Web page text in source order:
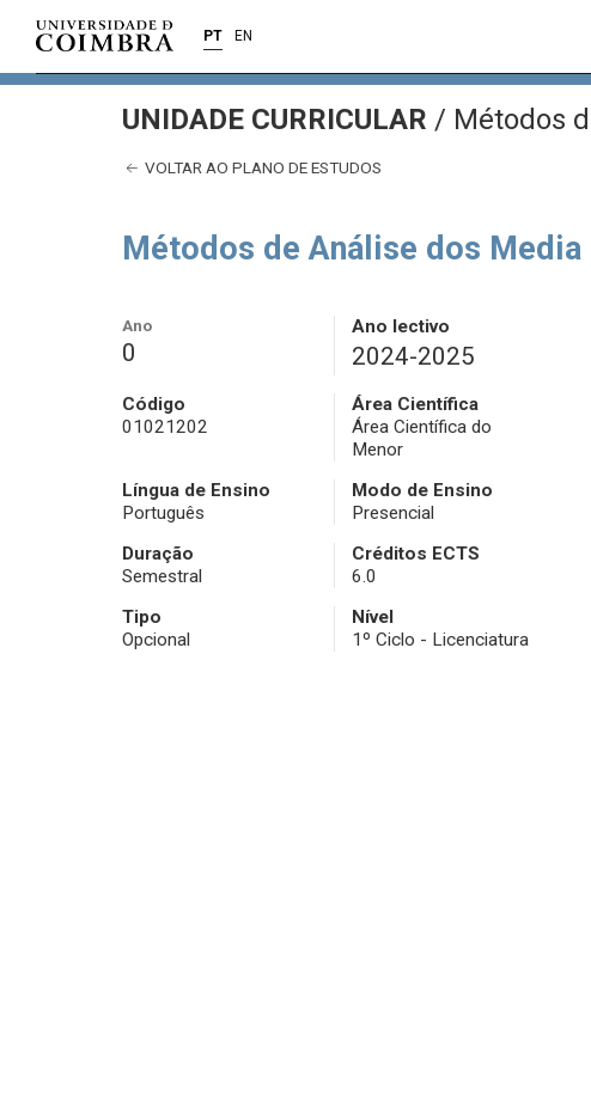
PT EN
UNIDADE CURRICULAR / Métodos
VOLTAR AO PLANO DE ESTUDOS
Métodos de Análise dos Media
Ano
0
Ano lectivo
2024-2025
Código
01021202
Área Científica
Área Científica do
Menor
Língua de Ensino
Português
Modo de Ensino
Presencial
Duração
Semestral
Créditos ECTS
6.0
Tipo
Opcional
Nível
1º Ciclo - Licenciatura